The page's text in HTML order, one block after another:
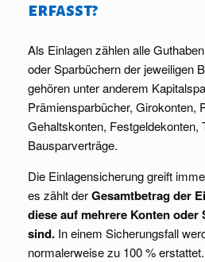
erfasst?
Als Einlagen zählen alle
oder Sparbüchern der jeweiligen
gehören unter anderem
Prämiensparbücher, Girokonten,
Gehaltskonten, Festgeldekonten,
Bausparverträge.
Die Einlagensicherung greift
es zählt derGesamtbetrag der
diese auf mehrere Konten
sind. In einem Sicherungsfall
normalerweise zu 100 %